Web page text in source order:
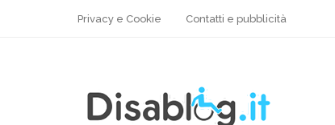
Privacy e Cookie Contatti e pubblicità